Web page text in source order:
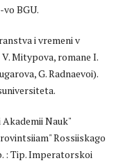
BGU.
i vremeni v
Mitypova, romane I.
G. Radnaevoi).
Nauk"
Rossiiskago
: Tip. Imperatorskoi